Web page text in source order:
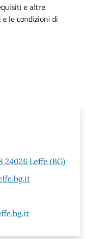
e altre
le condizioni di
24026 Leffe (BG)